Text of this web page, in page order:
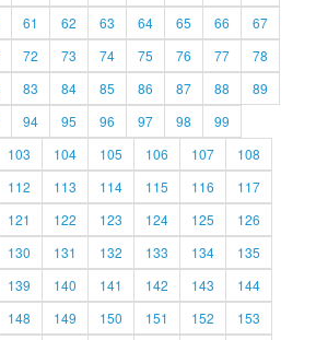
61 62 63 64 65 66
67
72 73 74 75 76 77
78
83 84 85 86 87 88
89
94 95 96 97 98
99
103 104 105 106 107
108
112 113 114 115 116
117
121 122 123 124 125
126
130 131 132 133 134
135
139 140 141 142 143
144
148 149 150 151 152
153